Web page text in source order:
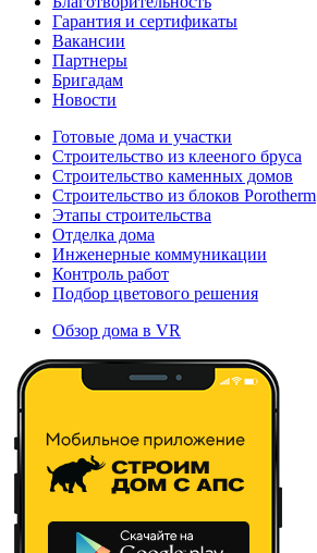
Гарантия и сертификаты
Вакансии
Партнеры
Бригадам
Новости
Готовые дома и участки
Строительство из клееного бруса
Строительство каменных домов
Строительство из блоков Porotherm
Этапы строительства
Отделка дома
Инженерные коммуникации
Контроль работ
Подбор цветового решения
Обзор дома в VR